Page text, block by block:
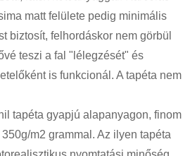
matt felülete pedig minimális
biztosít, felhordáskor nem görbül
teszi a fal "lélegzését" és
is funkcionál. A tapéta nem
tapéta gyapjú alapanyagon, finom
m2 grammal. Az ilyen tapéta